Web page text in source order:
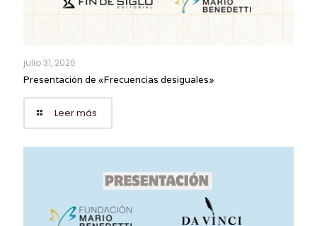
julio 31, 2026
Presentación de «Frecuencias desiguales»
Leer más